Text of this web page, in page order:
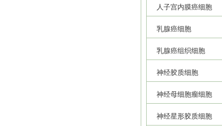
人子宫内膜癌细胞
乳腺癌细胞
乳腺癌组织细胞
神经胶质细胞
神经母细胞瘤细胞
神经星形胶质细胞